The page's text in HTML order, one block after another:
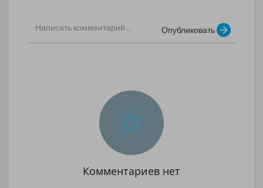
Опубликовать
Комментариев нет